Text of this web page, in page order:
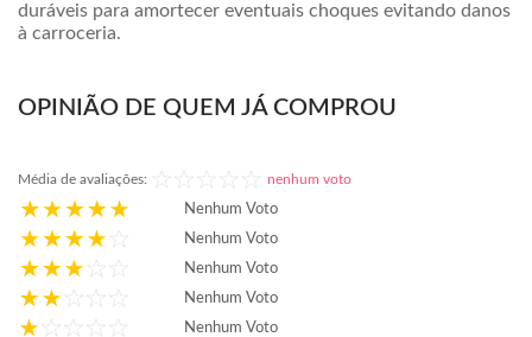
duráveis para amortecer eventuais choques evitando danos
à carroceria.
OPINIÃO DE QUEM JÁ COMPROU
Média de avaliações: nenhum voto
Nenhum Voto
Nenhum Voto
Nenhum Voto
Nenhum Voto
Nenhum Voto